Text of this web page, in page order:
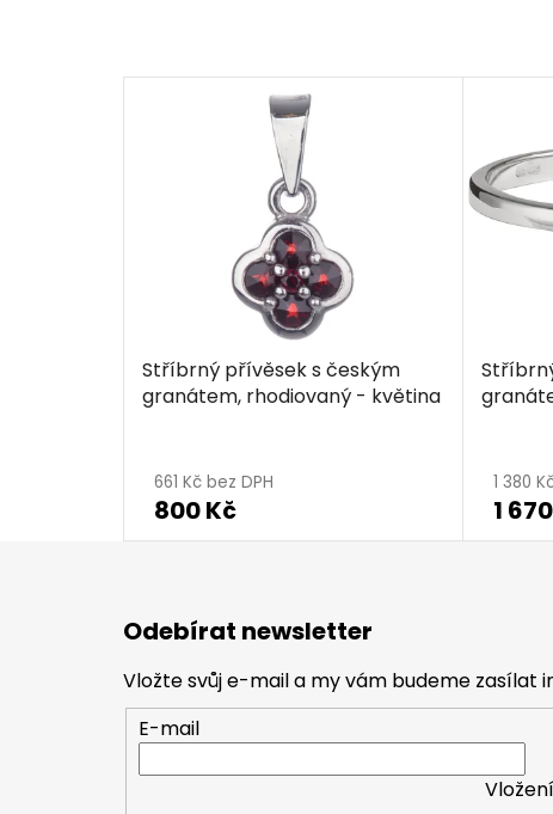
Stříbrný přívěsek s českým
granátem, rhodiovaný - květina
661 Kč bez DPH
800 Kč
1 380
1
Odebírat newsletter
Vložte svůj e-mail a my vám budeme
E-mail